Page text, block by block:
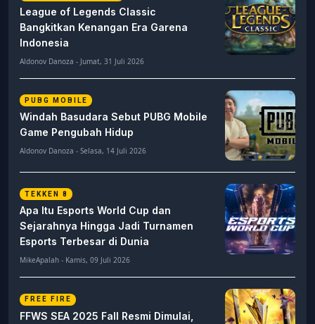
League of Legends Classic
Bangkitkan Kenangan Era Garena
Indonesia
Aldonov Danoza - Jumat, 31 Juli 2026
PUBG MOBILE
Windah Basudara Sebut PUBG Mobile
Game Pengubah Hidup
Aldonov Danoza - Selasa, 14 Juli 2026
TEKKEN 8
Apa Itu Esports World Cup dan
Sejarahnya Hingga Jadi Turnamen
Esports Terbesar di Dunia
MikeApalah - Kamis, 09 Juli 2026
FREE FIRE
FFWS SEA 2025 Fall Resmi Dimulai,